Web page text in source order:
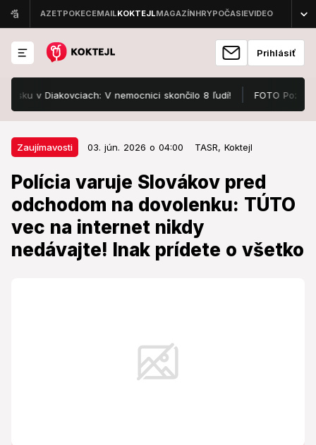
Prihlásiť
v Diakovciach: V nemocnici skončilo 8 ľudí! FOTO Pozrite, v
Zaujímavosti 03. jún. 2026 o 04:00 TASR, Koktejl
Polícia varuje Slovákov pred
odchodom na dovolenku: TÚTO
vec na internet nikdy
nedávajte! Inak prídete o všetko
Zaujímavosti 03. jún. 2026 o 04:00
Polícia varuje Slovákov pred
odchodom na dovolenku: TÚTO
vec na internet nikdy nedávajte!
Inak prídete o všetko